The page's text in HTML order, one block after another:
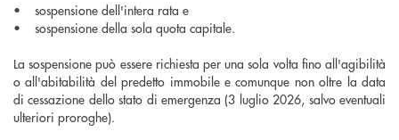
• sospensione dell'intera rata e
• sospensione della sola quota capitale.
La sospensione può essere richiesta per una sola volta fino all'agibilità
o all'abitabilità del predetto immobile e comunque non oltre la data
di cessazione dello stato di emergenza (3 luglio 2026, salvo eventuali
ulteriori proroghe).